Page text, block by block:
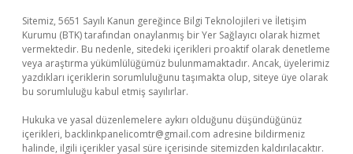
Sitemiz, 5651 Sayılı Kanun gereğince Bilgi Teknolojileri ve İletişim
Kurumu (BTK) tarafından onaylanmış bir Yer Sağlayıcı olarak hizmet
vermektedir. Bu nedenle, sitedeki içerikleri proaktif olarak denetleme
veya araştırma yükümlülüğümüz bulunmamaktadır. Ancak, üyelerimiz
yazdıkları içeriklerin sorumluluğunu taşımakta olup, siteye üye olarak
bu sorumluluğu kabul etmiş sayılırlar.
Hukuka ve yasal düzenlemelere aykırı olduğunu düşündüğünüz
içerikleri, backlinkpanelicomtr@gmail.com adresine bildirmeniz
halinde, ilgili içerikler yasal süre içerisinde sitemizden kaldırılacaktır.